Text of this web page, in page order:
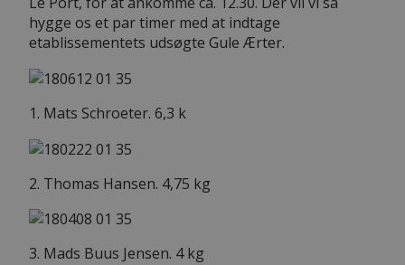
hygge os et par timer med at indtage
etablissementets udsøgte Gule Ærter.
1. Mats Schroeter. 6,3 k
2. Thomas Hansen. 4,75 kg
3. Mads Buus Jensen. 4 kg